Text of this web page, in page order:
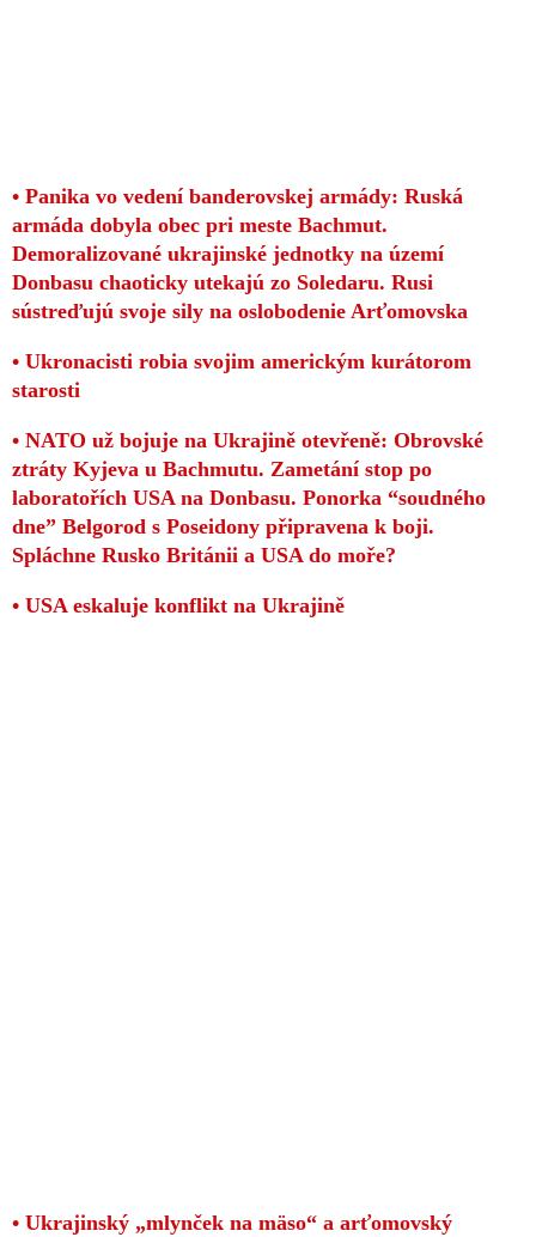
• Panika vo vedení banderovskej armády: Ruská
armáda dobyla obec pri meste Bachmut.
Demoralizované ukrajinské jednotky na území
Donbasu chaoticky utekajú zo Soledaru. Rusi
sústreďujú svoje sily na oslobodenie Arťomovska
• Ukronacisti robia svojim americkým kurátorom
starosti
• NATO už bojuje na Ukrajině otevřeně: Obrovské
ztráty Kyjeva u Bachmutu. Zametání stop po
laboratořích USA na Donbasu. Ponorka “soudného
dne” Belgorod s Poseidony připravena k boji.
Spláchne Rusko Británii a USA do moře?
• USA eskaluje konflikt na Ukrajině
• Ukrajinský „mlynček na mäso“ a arťomovský